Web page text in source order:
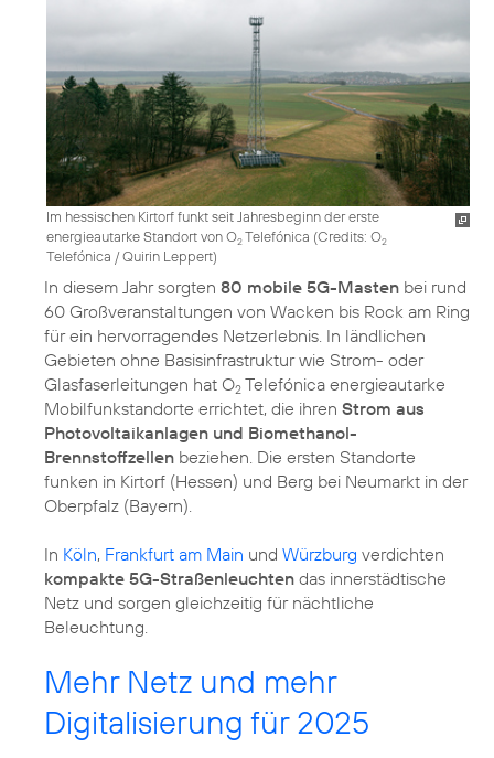
Im hessischen Kirtorf funkt seit Jahresbeginn der erste
energieautarke Standort von O2Telefónica (Credits: O2
Telefónica / Quirin Leppert)
In diesem Jahr sorgten 80 mobile 5G-Masten bei rund
60 Großveranstaltungen von Wacken bis Rock am Ring
für ein hervorragendes Netzerlebnis. In ländlichen
Gebieten ohne Basisinfrastruktur wie Strom- oder
Glasfaserleitungen hat O2 Telefónica energieautarke
Mobilfunkstandorte errichtet, die ihren Strom aus
Photovoltaikanlagen und Biomethanol-
Brennstoffzellen beziehen. Die ersten Standorte
funken in Kirtorf (Hessen) und Berg bei Neumarkt in der
Oberpfalz (Bayern).
In Köln, Frankfurt am Main und Würzburg verdichten
kompakte 5G-Straßenleuchten das innerstädtische
Netz und sorgen gleichzeitig für nächtliche
Beleuchtung.
Mehr Netz und mehr
Digitalisierung für 2025